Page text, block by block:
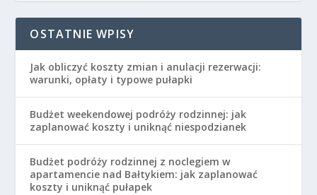
OSTATNIE WPISY
Jak obliczyć koszty zmian i anulacji rezerwacji:
warunki, opłaty i typowe pułapki
Budżet weekendowej podróży rodzinnej: jak
zaplanować koszty i uniknąć niespodzianek
Budżet podróży rodzinnej z noclegiem w
apartamencie nad Bałtykiem: jak zaplanować
koszty i uniknąć pułapek